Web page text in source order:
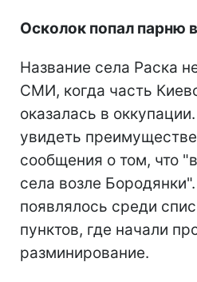
Осколок попал парню
Название села Раска
СМИ, когда часть
оказалась в
увидеть
сообщения о том, что
села возле
появлялось среди
пунктов, где начали
разминирование.